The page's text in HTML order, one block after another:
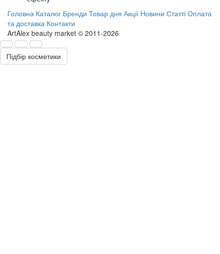
Головна Каталог Бренди Товар дня Акції Новини Статті Оплата
та доставка Контакти
ArtAlex beauty market © 2011-2026
Підбір косметики